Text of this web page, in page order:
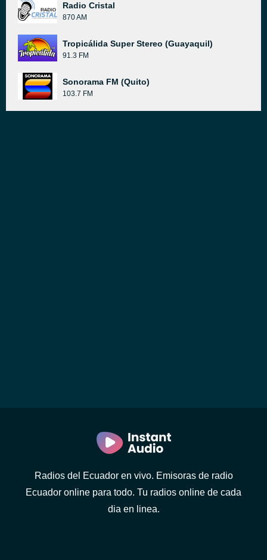
Radio Cristal
870 AM
Tropicálida Super Stereo (Guayaquil)
91.3 FM
Sonorama FM (Quito)
103.7 FM
Radios del Ecuador en vivo. Emisoras de radio
Ecuador online para todo. Tu radios online de cada
dia en linea.